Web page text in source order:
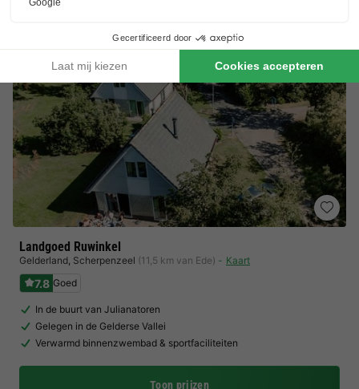
Landgoed Ruwinkel
Gelderland, Scherpenzeel (11,5 km van Ede) Kaart
7.8 Goed
In de buurt van Julianatoren
Gelegen in de Gelderse Vallei
Verwarmd binnenzwembad & sportfaciliteiten
Toon prijzen